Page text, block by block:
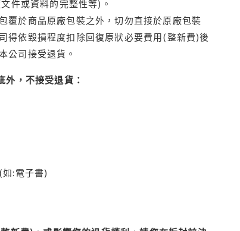
件或資料的完整性等)。
覆於商品原廠包裝之外，切勿直接於原廠包裝
得依毀損程度扣除回復原狀必要費用(整新費)後
公司接受退貨。
，不接受退貨：
:電子書)